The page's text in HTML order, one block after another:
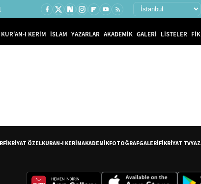
KUR'AN-I KERİM İSLAM YAZARLAR AKADEMİK GALERİ LİSTELER
FİKRİYAT ÖZELKURAN-I KERİMAKADEMİKFOTOĞRAFGALERİFİKRİYAT TV